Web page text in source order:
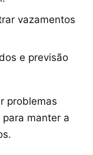
vazamentos
e previsão
problemas
manter a